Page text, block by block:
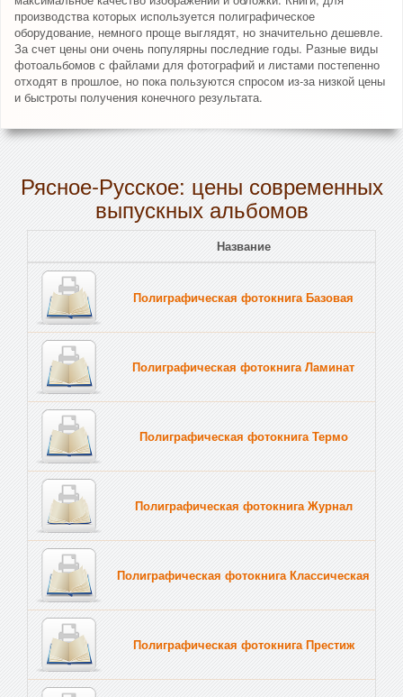
производства которых используется полиграфическое
оборудование, немного проще выглядят, но значительно дешевле.
За счет цены они очень популярны последние годы. Разные виды
фотоальбомов с файлами для фотографий и листами постепенно
отходят в прошлое, но пока пользуются спросом из-за низкой цены
и быстроты получения конечного результата.
Рясное-Русское: цены современных
выпускных альбомов
Название
Полиграфическая фотокнига Базовая
Полиграфическая фотокнига Ламинат
Полиграфическая фотокнига Термо
Полиграфическая фотокнига Журнал
Полиграфическая фотокнига Классическая
Полиграфическая фотокнига Престиж